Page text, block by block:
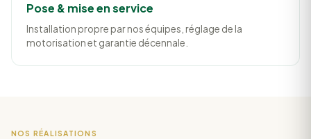
Pose & mise en service
Installation propre par nos équipes, réglage de la
motorisation et garantie décennale.
NOS RÉALISATIONS